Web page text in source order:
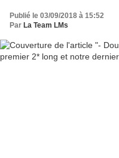
Publié le 03/09/2018 à 15:52
Par La Team LMs